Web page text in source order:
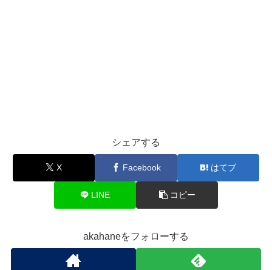
シェアする
X Facebook はてブ
LINE コピー
akahaneをフォローする